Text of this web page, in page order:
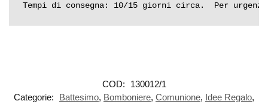
Tempi di consegna: 10/15 giorni circa.  Per
COD:
130012/1
Categorie:
Battesimo, Bomboniere, Comunione, Idee Regalo,